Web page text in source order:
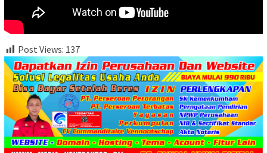
Post Views: 137